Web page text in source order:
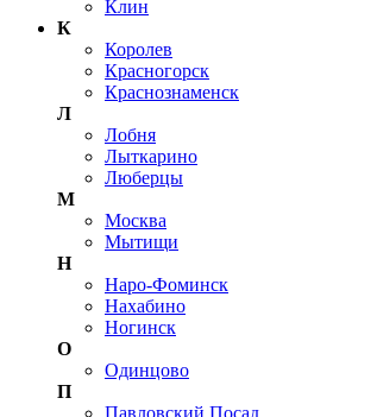
Клин
К
Королев
Красногорск
Краснознаменск
Л
Лобня
Лыткарино
Люберцы
М
Москва
Мытищи
Н
Наро-Фоминск
Нахабино
Ногинск
О
Одинцово
П
Павловский Посад